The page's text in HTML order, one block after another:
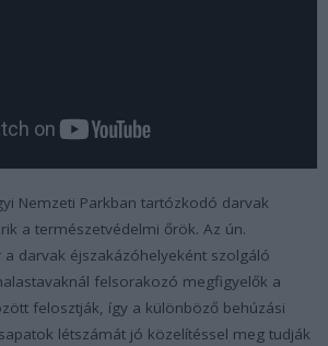
Nemzeti Parkban tartózkodó darvak
a természetvédelmi őrök. Az ún.
darvak éjszakázóhelyeként szolgáló
felsorakozó megfigyelők a
felosztják, így a különböző behúzási
létszámát jó közelítéssel meg tudják